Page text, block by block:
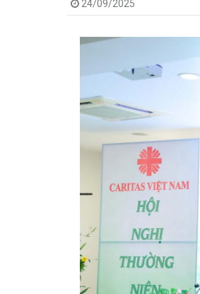
24/09/2025